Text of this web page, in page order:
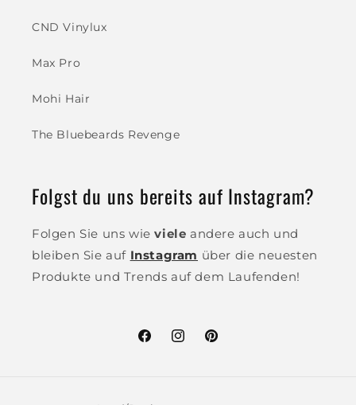
CND Vinylux
Max Pro
Mohi Hair
The Bluebeards Revenge
Folgst du uns bereits auf Instagram?
Folgen Sie uns wieviele andere auch und
bleiben Sie auf Instagram über die neuesten
Produkte und Trends auf dem Laufenden!
FacebookInstagramPinterest